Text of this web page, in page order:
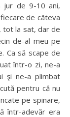
jur de 9-10 ani,
de câteva
tot la sat, dar de
de-al meu pe
Ca să scape de
într-o zi, ne-a
şi ne-a plimbat
pentru că nu
pe spinare,
într-adevăr era